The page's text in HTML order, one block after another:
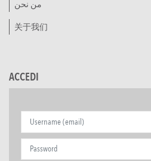
من نحن
关于我们
ACCEDI